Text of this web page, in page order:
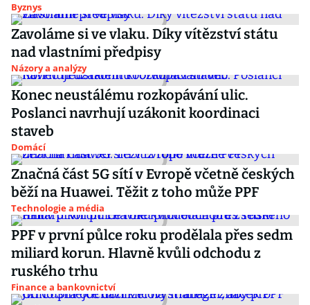
Byznys
Zavoláme si ve vlaku. Díky vítězství státu
nad vlastními předpisy
Názory a analýzy
Konec neustálému rozkopávání ulic.
Poslanci navrhují uzákonit koordinaci
staveb
Domácí
Značná část 5G sítí v Evropě včetně českých
běží na Huawei. Těžit z toho může PPF
Technologie a média
PPF v první půlce roku prodělala přes sedm
miliard korun. Hlavně kvůli odchodu z
ruského trhu
Finance a bankovnictví